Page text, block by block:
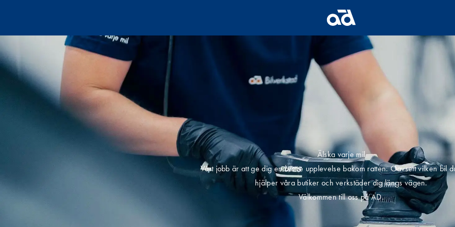
Älska varje mil
Vårt jobb är att ge dig en bättre upplevelse bakom ratten. Oavsett vilken bil
hjälper våra butiker och verkstäder dig längs vägen.
Välkommen till oss på AD.